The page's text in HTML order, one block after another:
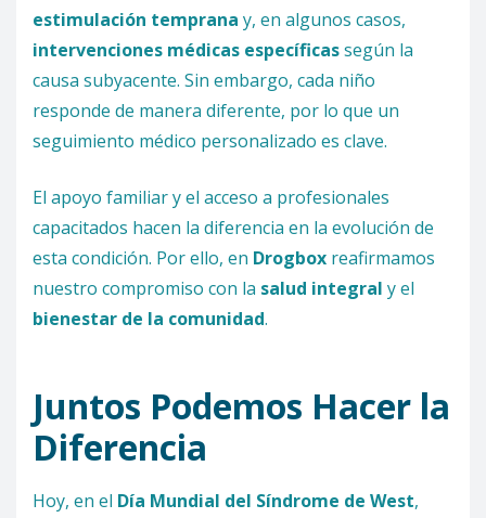
estimulación temprana y, en algunos casos,
intervenciones médicas específicassegún la
causa subyacente. Sin embargo, cada niño
responde de manera diferente, por lo que un
seguimiento médico personalizado es clave.
El apoyo familiar y el acceso a profesionales
capacitados hacen la diferencia en la evolución de
esta condición. Por ello, en Drogbox reafirmamos
nuestro compromiso con la salud integral y el
bienestar de la comunidad.
Juntos Podemos Hacer la
Diferencia
Hoy, en el Día Mundial del Síndrome de West,